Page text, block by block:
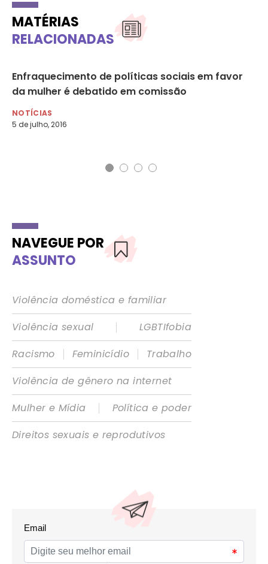
MATÉRIAS
RELACIONADAS
Enfraquecimento de políticas sociais em favor
da mulher é debatido em comissão
NOTÍCIAS
5 de julho, 2016
NAVEGUE POR
ASSUNTO
Violência doméstica e familiar
Violência sexual
|
LGBTIfobia
Racismo
| Feminicídio |
Trabalho
Violência de gênero na internet
Mulher e Mídia
|
Política e poder
Direitos sexuais e reprodutivos